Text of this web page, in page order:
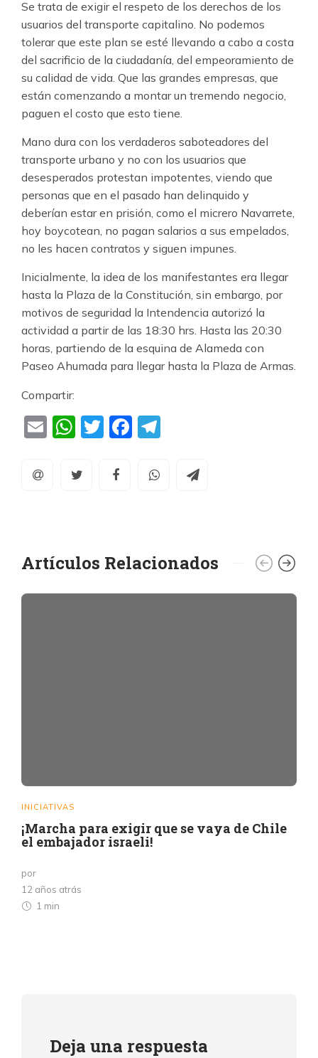
Se trata de exigir el respeto de los derechos de los
usuarios del transporte capitalino. No podemos
tolerar que este plan se esté llevando a cabo a costa
del sacrificio de la ciudadanía, del empeoramiento de
su calidad de vida. Que las grandes empresas, que
están comenzando a montar un tremendo negocio,
paguen el costo que esto tiene.
Mano dura con los verdaderos saboteadores del
transporte urbano y no con los usuarios que
desesperados protestan impotentes, viendo que
personas que en el pasado han delinquido y
deberían estar en prisión, como el micrero Navarrete,
hoy boycotean, no pagan salarios a sus empelados,
no les hacen contratos y siguen impunes.
Inicialmente, la idea de los manifestantes era llegar
hasta la Plaza de la Constitución, sin embargo, por
motivos de seguridad la Intendencia autorizó la
actividad a partir de las 18:30 hrs. Hasta las 20:30
horas, partiendo de la esquina de Alameda con
Paseo Ahumada para llegar hasta la Plaza de Armas.
Compartir:
EmailWhatsApp
TwitterFacebook
Artículos Relacionados
INICIATIVAS
¡Marcha para exigir que se vaya de Chile
el embajador israeli!
por
12 años atrás
1 min
Deja una respuesta